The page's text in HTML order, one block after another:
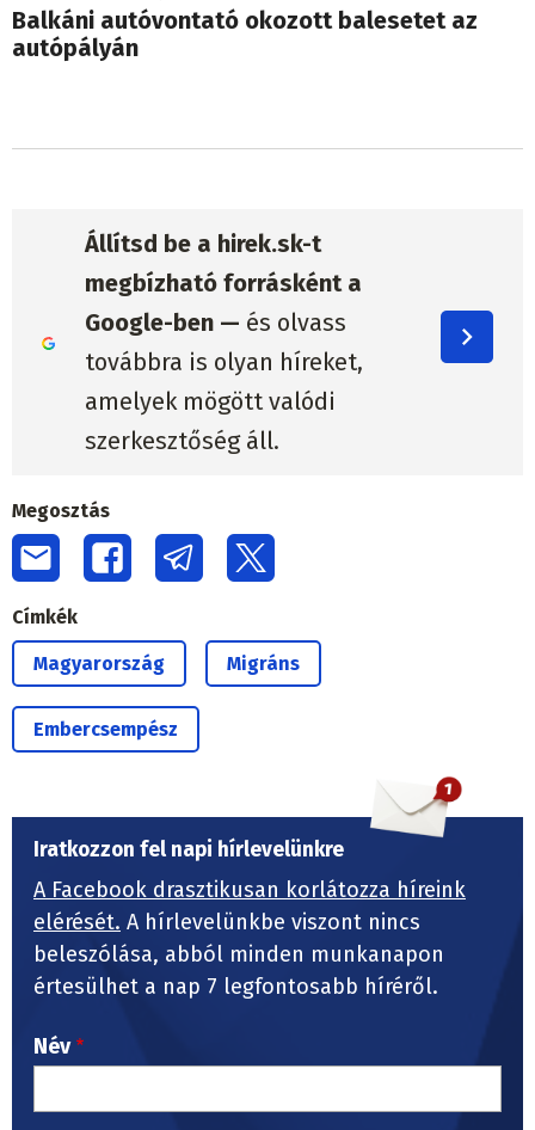
Balkáni autóvontató okozott balesetet az
autópályán
Állítsd be a hirek.sk-t
megbízható forrásként a
Google-ben — és olvass
továbbra is olyan híreket,
amelyek mögött valódi
szerkesztőség áll.
Megosztás
Címkék
Magyarország Migráns
Embercsempész
Iratkozzon fel napi hírlevelünkre
A Facebook drasztikusan korlátozza híreink
elérését. A hírlevelünkbe viszont nincs
beleszólása, abból minden munkanapon
értesülhet a nap 7 legfontosabb híréről.
Név